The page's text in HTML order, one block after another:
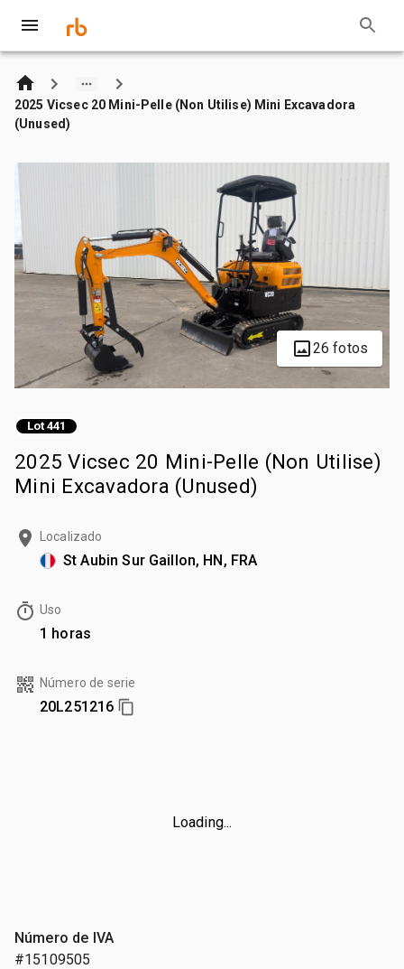
2025 Vicsec 20 Mini-Pelle (Non Utilise) Mini Excavadora
(Unused)
26 fotos
Lot 441
2025 Vicsec 20 Mini-Pelle (Non Utilise)
Mini Excavadora (Unused)
Localizado
St Aubin Sur Gaillon, HN, FRA
Uso
1 horas
Número de serie
20L251216
Loading...
Número de IVA
#15109505